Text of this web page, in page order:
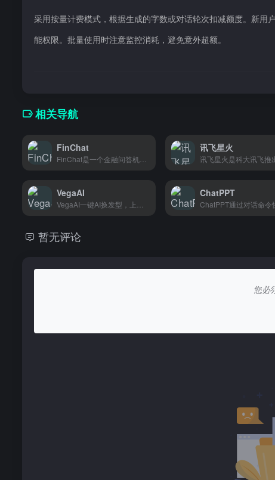
采用按量计费模式，根据生成的字数或对话轮次扣减额度。新
能权限。批量使用时注意监控消耗，避免意外超额。
相关导航
FinChat 讯飞星火
VegaAI ChatPPT
暂无评论
您必